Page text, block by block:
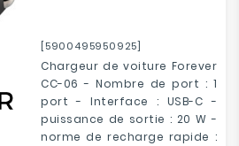
[5900495950925]
Chargeur de voiture Forever
CC-06 - Nombre de port : 1
port - Interface : USB-C -
puissance de sortie : 20 W -
norme de recharge rapide :